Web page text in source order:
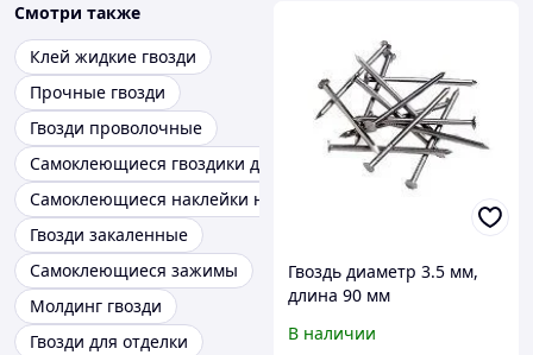
Смотри также
Клей жидкие гвозди
Прочные гвозди
Гвозди проволочные
Самоклеющиеся гвоздики для декора
Самоклеющиеся наклейки на ногти
Гвозди закаленные
Самоклеющиеся зажимы
Молдинг гвозди
Гвозди для отделки
Гвоздь диаметр 3.5 мм,
длина 90 мм
В наличии